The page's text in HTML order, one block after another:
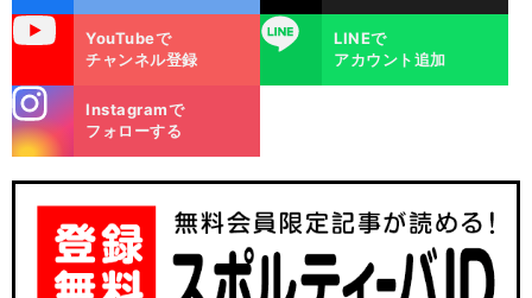
YouTubeで
チャンネル登録
LINE
LINEで
アカウント追加
m
Instagramで
フォローする